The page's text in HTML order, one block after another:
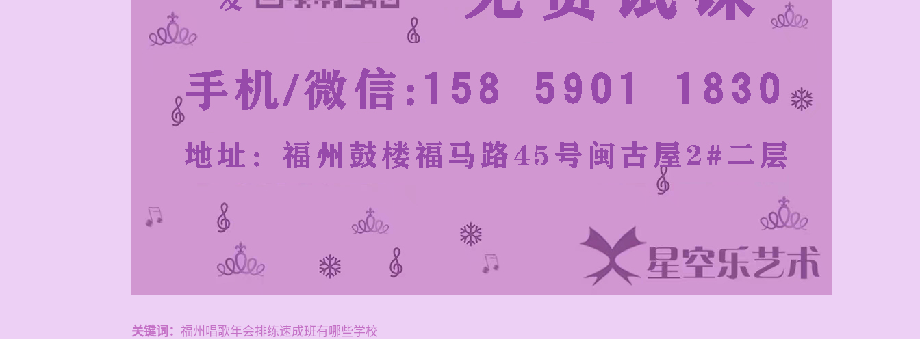
关键词： 福州唱歌年会排练速成班有哪些学校